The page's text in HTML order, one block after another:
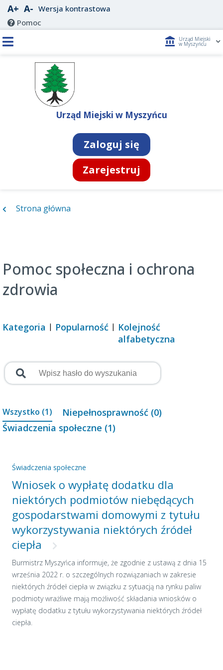
A+ A- Wersja kontrastowa
Pomoc
account_balance Urząd Miejski
w Myszyńcu
Urząd Miejski w Myszyńcu
Zaloguj się
Zarejestruj
Strona główna
Pomoc społeczna i ochrona
zdrowia
Kategoria Popularność
Kolejność
alfabetyczna
Wszystko (1)
Niepełnosprawność (0)
Świadczenia społeczne (1)
Świadczenia społeczne
Wniosek o wypłatę dodatku dla
niektórych podmiotów niebędących
gospodarstwami domowymi z tytułu
wykorzystywania niektórych źródeł
ciepła
Burmistrz Myszyńca informuje, że zgodnie z ustawą z dnia 15
września 2022 r. o szczególnych rozwiązaniach w zakresie
niektórych źródeł ciepła w związku z sytuacją na rynku paliw
podmioty wrażliwe mają możliwość składania wniosków o
wypłatę dodatku z tytułu wykorzystywania niektórych źródeł
ciepła.